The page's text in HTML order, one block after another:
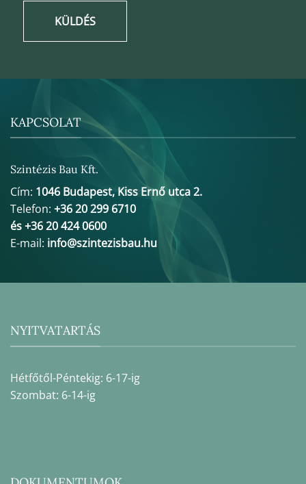
KÜLDÉS
KAPCSOLAT
Szintézis Bau Kft.
Cím: 1046 Budapest, Kiss Ernő utca 2.
Telefon: +36 20 299 6710
és +36 20 424 0600
E-mail: info@szintezisbau.hu
NYITVATARTÁS
Hétfőtől-Péntekig: 6-17-ig
Szombat: 6-14-ig